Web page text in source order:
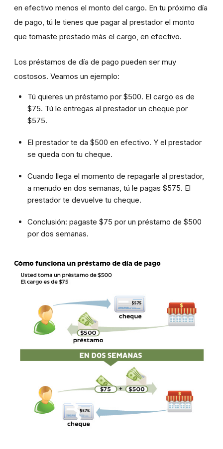
en efectivo menos el monto del cargo. En tu próximo día
de pago, tú le tienes que pagar al prestador el monto
que tomaste prestado más el cargo, en efectivo.
Los préstamos de día de pago pueden ser muy
costosos. Veamos un ejemplo:
Tú quieres un préstamo por $500. El cargo es de
$75. Tú le entregas al prestador un cheque por
$575.
El prestador te da $500 en efectivo. Y el prestador
se queda con tu cheque.
Cuando llega el momento de repagarle al prestador,
a menudo en dos semanas, tú le pagas $575. El
prestador te devuelve tu cheque.
Conclusión: pagaste $75 por un préstamo de $500
por dos semanas.